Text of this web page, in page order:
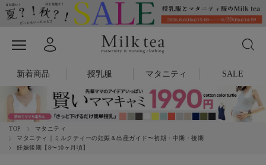
新着商品 授乳服 マタニティ SALE
TOP
マタニティ
マタニティ｜ミルクティーの妊娠＆出産ガイド〜初期・中期・後期
妊娠後期【8〜10ヶ月頃】